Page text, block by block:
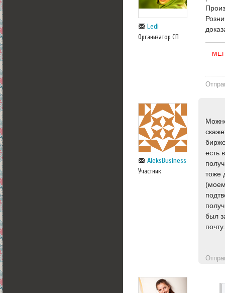
Ledi
Организатор СП
AleksBusiness
Участник
есть
тоже
был
почту.